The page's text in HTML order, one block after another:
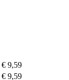
€ 9,59
€ 9,59